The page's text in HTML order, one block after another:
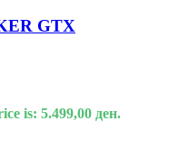
GTX
is: 5.499,00 ден.